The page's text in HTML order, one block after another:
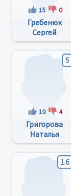
15 0
Гребенюк
Сергей
Николаевич
5
10 4
Григорова
Наталья
Владимировна
1.6